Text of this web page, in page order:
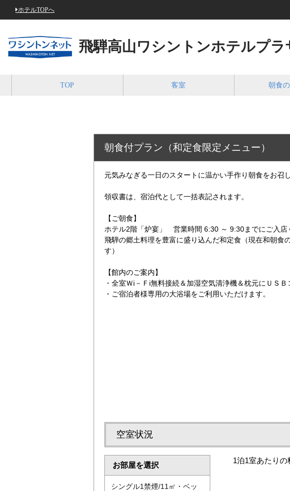
ホテルTOPへ
飛騨高山ワシントンホテルプラ
TOP 客室 朝食
朝食付プラン（和定食限定メニュー）
元気みなぎる一日のスタートに温かい手作り朝食をお召
領収書は、宿泊代として一括表記されます。
【ご朝食】
ホテル2階「炉宴」 営業時間 6:30 ～ 9:30までにご入店
飛騨の郷土料理を豊富に盛り込んだ和定食（現在和朝食
す）
【館内のご案内】
・全室Ｗi－Ｆi無料接続＆加湿空気清浄機＆枕元にＵＳＢ
・ご宿泊者様専用の大浴場をご利用いただけます。
空室状況
お部屋を選択
シングル1禁煙/11㎡・ベッ
1泊1室あたりの